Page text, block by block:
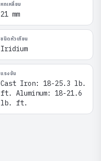
หกเหลี่ยม
21 mm
ชนิดหัวเทียน
Iridium
แรงขัน
Cast Iron: 18-25.3 lb.
ft. Aluminum: 18-21.6
lb. ft.